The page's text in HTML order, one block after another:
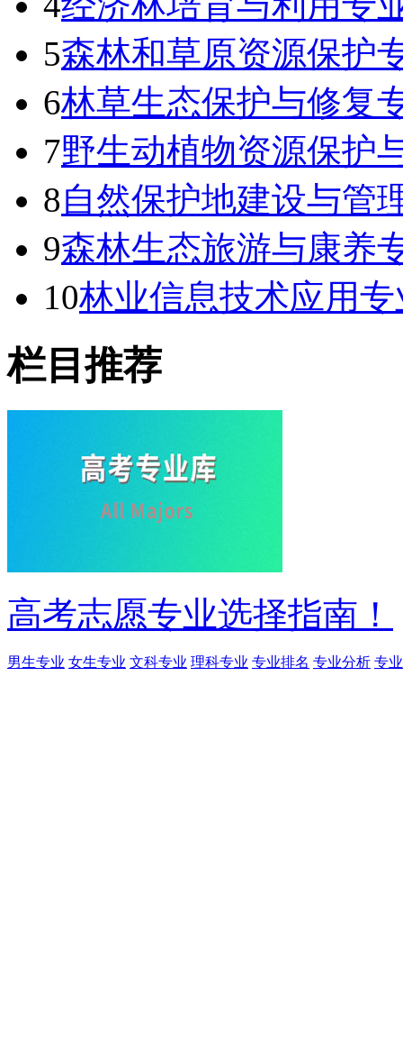
5森林和草原资源保护
6林草生态保护与修复
7野生动植物资源保护
8自然保护地建设与管
9森林生态旅游与康养
10林业信息技术应用
栏目推荐
高考志愿专业选择指南！
男生专业 女生专业 文科专业 理科专业 专业排名 专业分析 专